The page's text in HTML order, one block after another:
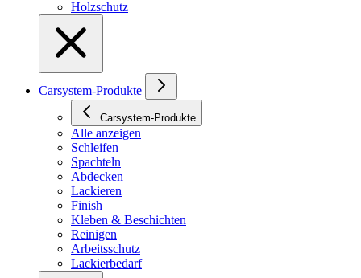
Holzschutz
Carsystem-Produkte
Carsystem-Produkte
Alle anzeigen
Schleifen
Spachteln
Abdecken
Lackieren
Finish
Kleben & Beschichten
Reinigen
Arbeitsschutz
Lackierbedarf